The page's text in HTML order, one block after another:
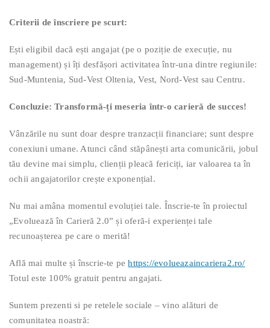
Criterii de înscriere pe scurt:
Ești eligibil dacă ești angajat (pe o poziție de execuție, nu
management) și îți desfășori activitatea într-una dintre regiunile:
Sud-Muntenia, Sud-Vest Oltenia, Vest, Nord-Vest sau Centru.
Concluzie: Transformă-ți meseria într-o carieră de succes!
Vânzările nu sunt doar despre tranzacții financiare; sunt despre
conexiuni umane. Atunci când stăpânești arta comunicării, jobul
tău devine mai simplu, clienții pleacă fericiți, iar valoarea ta în
ochii angajatorilor crește exponențial.
Nu mai amâna momentul evoluției tale. Înscrie-te în proiectul
„Evoluează în Carieră 2.0” și oferă-i experienței tale
recunoașterea pe care o merită!
Află mai multe și înscrie-te pehttps://evolueazaincariera2.ro/
Totul este 100% gratuit pentru angajati.
Suntem prezenti si pe retelele sociale – vino alături de
comunitatea noastră: